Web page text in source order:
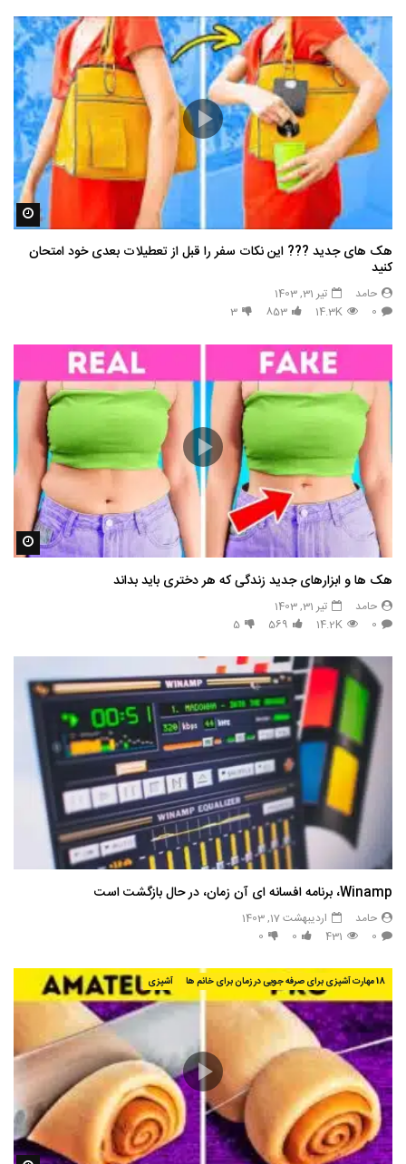
هک های جدید ??️? این نکات سفر را قبل از تعطیلات بعدی خود امتحان
کنید
حامد
تیر 31, 1403
0
14.3K
853
3
هک ها و ابزارهای جدید زندگی که هر دختری باید بداند
حامد
تیر 31, 1403
0
14.2K
569
5
Winamp، برنامه افسانه ای آن زمان، در حال بازگشت است
حامد
اردیبهشت 17, 1403
0
431
0
0
18 مهارت آشپزی برای صرفه جویی در زمان برای خانم ها آشپزی